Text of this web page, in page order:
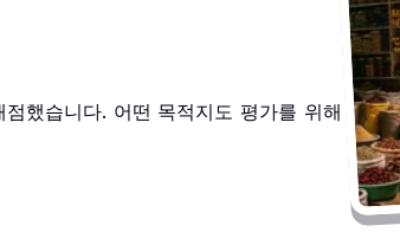
했습니다. 어떤 목적지도 평가를 위해